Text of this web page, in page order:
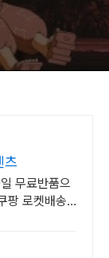
츠
무료반품으
팡 로켓배송